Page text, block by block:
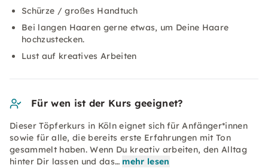
Schürze / großes Handtuch
Bei langen Haaren gerne etwas, um Deine Haare
hochzustecken.
Lust auf kreatives Arbeiten
Für wen ist der Kurs geeignet?
Dieser Töpferkurs in Köln eignet sich für Anfänger*innen
sowie für alle, die bereits erste Erfahrungen mit Ton
gesammelt haben. Wenn Du kreativ arbeiten, den Alltag
hinter Dir lassen und das… mehr lesen